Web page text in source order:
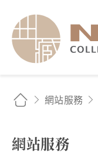
網站服務
網站服務